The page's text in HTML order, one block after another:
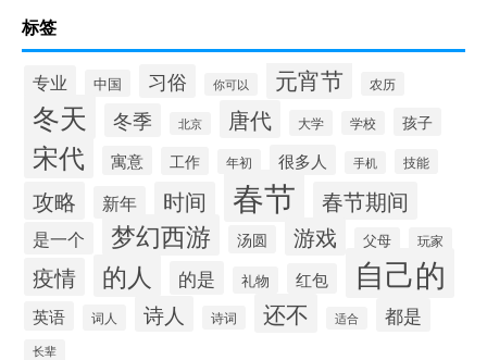
标签
专业 中国 习俗 你可以 元宵节 农历
冬天 冬季 北京 唐代 大学 学校 孩子
宋代 寓意 工作 年初 很多人 手机 技能
攻略 新年 时间 春节 春节期间
是一个 梦幻西游 汤圆 游戏 父母 玩家
疫情 的人 的是 礼物 红包 自己的
英语 词人 诗人 诗词 还不 适合 都是
长辈